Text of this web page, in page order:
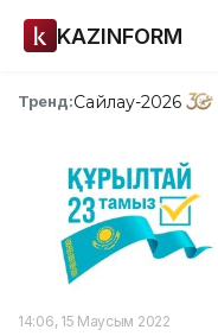
KAZINFORM
Тренд:Сайлау-2026
14:06, 15 Маусым 2022